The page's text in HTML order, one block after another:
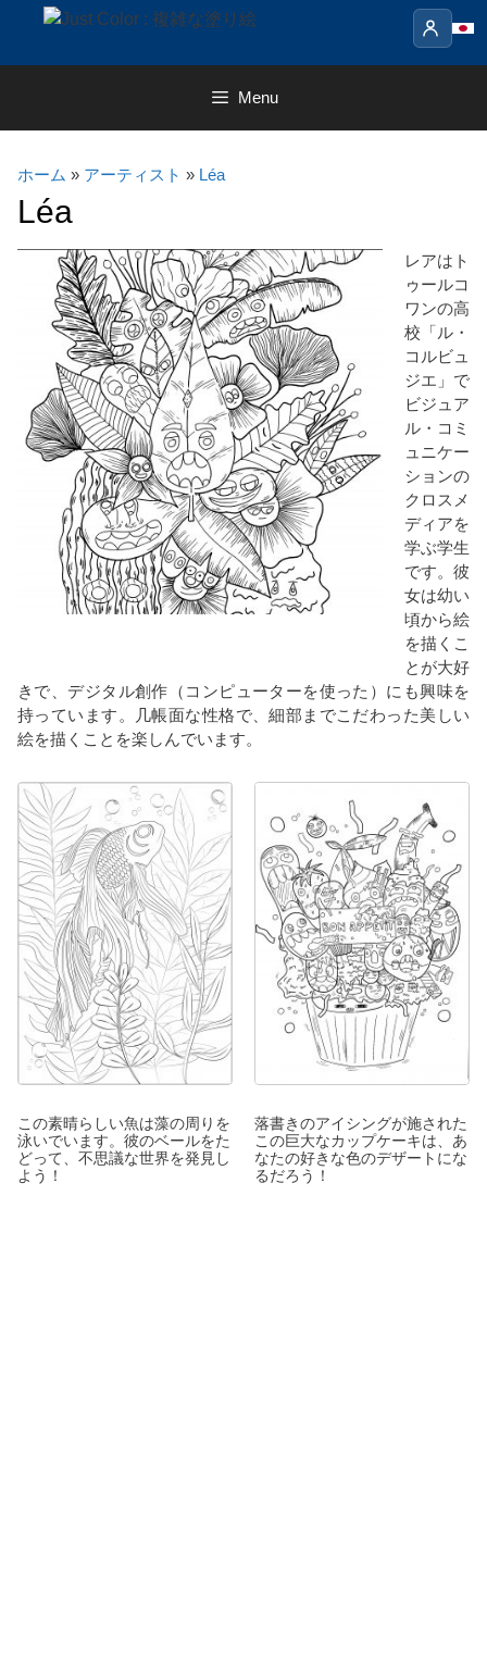
content
Menu
ホーム » アーティスト » Léa
Léa
レアはト
ゥールコ
ワンの高
校「ル・
コルビュ
ジエ」で
ビジュア
ル・コミ
ュニケー
ションの
クロスメ
ディアを
学ぶ学生
です。彼
女は幼い
頃から絵
を描くこ
とが大好
きで、デジタル創作（コンピューターを使った）にも興味を
持っています。几帳面な性格で、細部までこだわった美しい
絵を描くことを楽しんでいます。
この素晴らしい魚は藻の周りを
泳いでいます。彼のベールをた
どって、不思議な世界を発見し
よう！
落書きのアイシングが施された
この巨大なカップケーキは、あ
なたの好きな色のデザートにな
るだろう！